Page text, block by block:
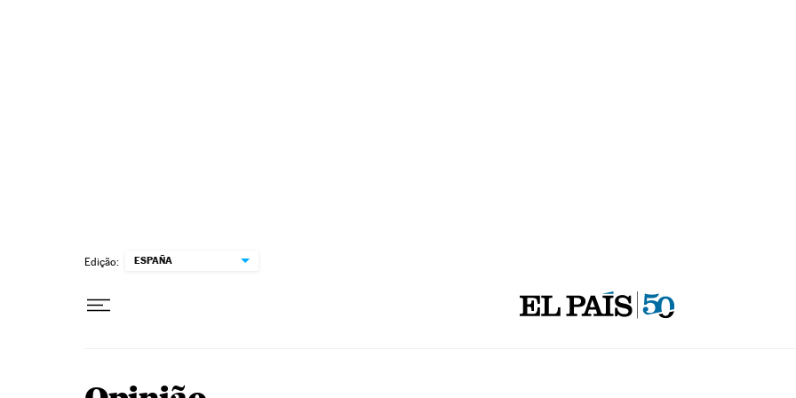
Edição: ESPAÑA